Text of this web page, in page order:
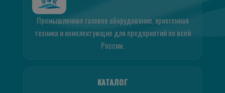
Промышленное газовое оборудование, криогенная
техника и комплектующие для предприятий по всей
России.
КАТАЛОГ